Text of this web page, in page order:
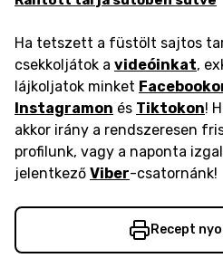
Ha tetszett a füstölt sajtos
csekkoljátok a videóinkat,
lájkoljatok minket
Instagramon és Tiktokon!
akkor irány a rendszeresen
profilunk, vagy a naponta
jelentkező Viber-csatornánk!
Recept